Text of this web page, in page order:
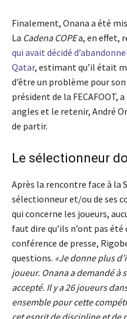
Finalement, Onana a été
La Cadena COPEa, en effet,
qui avait décidé
Qatar, estimant qu’il était
d’être un problème pour son
président de la
angles et le retenir, André
de partir.
Le sélectionneur
Après la rencontre face à la
sélectionneur et/ou de ses
qui concerne les joueurs,
faut dire qu’ils n’ont pas
conférence de presse,
questions. «Je donne plus
joueur. Onana a demandé à
accepté. Il y a 26 joueurs
ensemble pour cette